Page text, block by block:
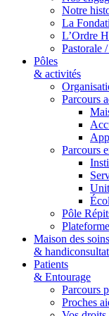
Notre
La
L’Ordre
Pastorale
Pôles
& activités
Parcours
Parcours
Pôle
Maison des soins
&
Patients
& Entourage
Parcours
Proches